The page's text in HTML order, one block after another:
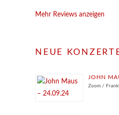
Mehr Reviews anzeigen
NEUE
JOHN
Zoom /